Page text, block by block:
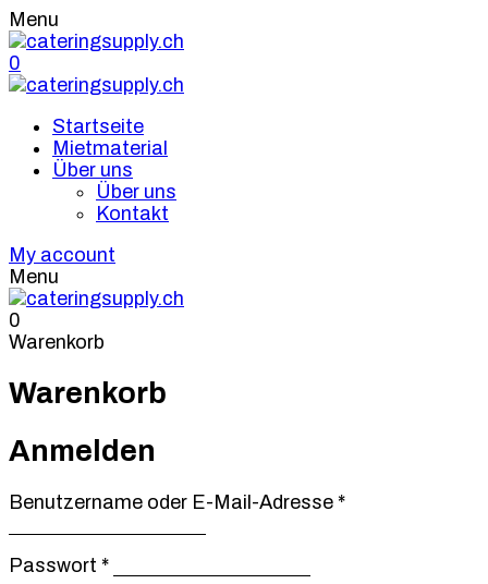
Menu
0
Startseite
Mietmaterial
Über uns
Über uns
Kontakt
My account
Menu
0
Warenkorb
Warenkorb
Anmelden
Benutzername oder E-Mail-Adresse *Erforderlich
Passwort *Erforderlich